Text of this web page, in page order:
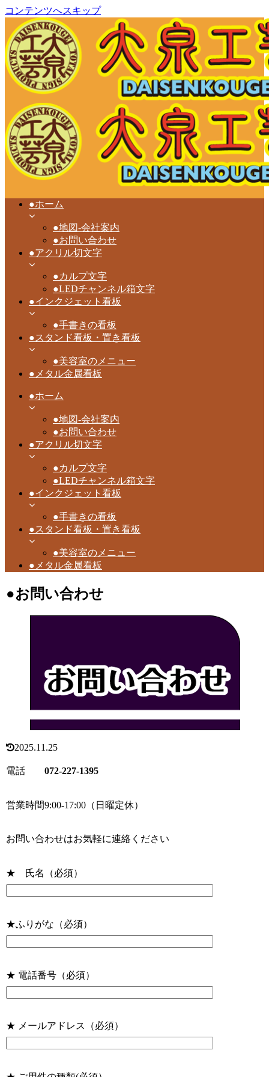
コンテンツへスキップ
●ホーム
●地図-会社案内
●お問い合わせ
●アクリル切文字
●カルプ文字
●LEDチャンネル箱文字
●インクジェット看板
●手書きの看板
●スタンド看板・置き看板
●美容室のメニュー
●メタル金属看板
●ホーム
●地図-会社案内
●お問い合わせ
●アクリル切文字
●カルプ文字
●LEDチャンネル箱文字
●インクジェット看板
●手書きの看板
●スタンド看板・置き看板
●美容室のメニュー
●メタル金属看板
●お問い合わせ
2025.11.25
電話072-227-1395
営業時間9:00-17:00（日曜定休）
お問い合わせはお気軽に連絡ください
★ 氏名（必須）
★ふりがな（必須）
★ 電話番号（必須）
★ メールアドレス（必須）